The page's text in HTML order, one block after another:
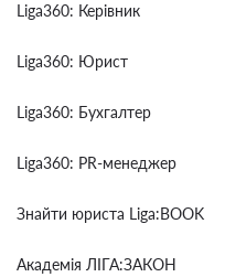
Liga360: Керівник
Liga360: Юрист
Liga360: Бухгалтер
Liga360: PR-менеджер
Знайти юриста Liga:BOOK
Академія ЛІГА:ЗАКОН